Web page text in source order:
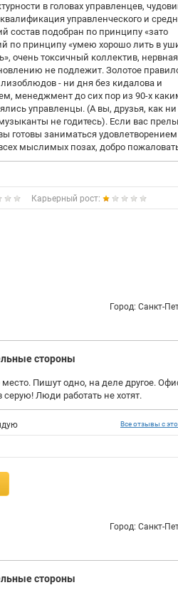
реальные требования намеренно не
сделать вакансию более
на этапе подбора персонала.
в головах управленцев,
управленческого и
состав подобран по принципу «зато
по принципу «умею хорошо лить в
очень токсичный коллектив, нервная
не подлежит. Золотое
- ни дня без кидалова и
менеджмент до сих пор из 90-х
управленцы. (А вы, друзья, как ни
не годитесь). Если вас
готовы заниматься удовлетворением
мыслимых позах, добро
Карьерный рост:
Город: Санкт-
стороны
место. Пишут одно, на деле другое.
серую! Люди работать не хотят.
Все отзывы с
Город: Санкт-
стороны